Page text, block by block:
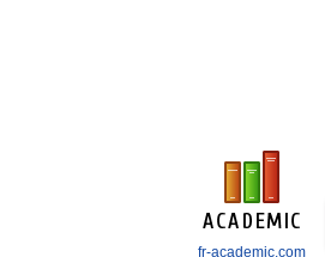
fr-academic.com